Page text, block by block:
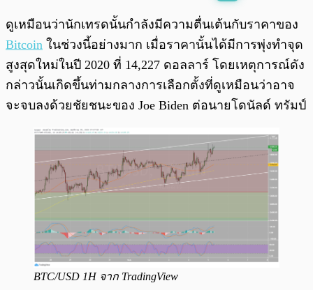
พร้อมเล่น 0:00
ดูเหมือนว่านักเทรดนั้นกำลังมีความตื่นเต้นกับราคาของ
Bitcoin ในช่วงนี้อย่างมาก เมื่อราคานั้นได้มีการพุ่งทำจุด
สูงสุดใหม่ในปี 2020 ที่ 14,227 ดอลลาร์ โดยเหตุการณ์ดัง
กล่าวนั้นเกิดขึ้นท่ามกลางการเลือกตั้งที่ดูเหมือนว่าอาจ
จะจบลงด้วยชัยชนะของ Joe Biden ต่อนายโดนัลด์ ทรัมป์
BTC/USD 1H จาก TradingView